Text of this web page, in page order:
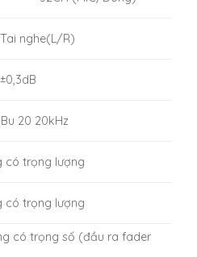
nghe(L/R)
20 20kHz
có trọng lượng
có trọng lượng
có trọng số (đầu ra fader